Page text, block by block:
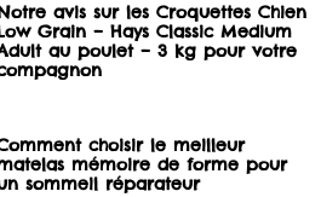
avis sur les Croquettes Chien
Grain – Hays Classic Medium
au poulet – 3 kg pour votre
choisir le meilleur
mémoire de forme pour
sommeil réparateur